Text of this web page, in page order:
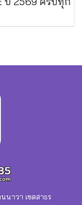
นาวา เขตสาธร